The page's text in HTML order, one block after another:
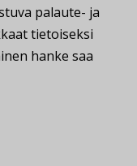
palaute- ja
tietoiseksi
hanke saa